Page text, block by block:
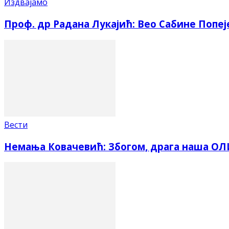
Проф. др Радана Лукајић: Вео Сабине
Вести
Немања Ковачевић: Збогом, драга наша